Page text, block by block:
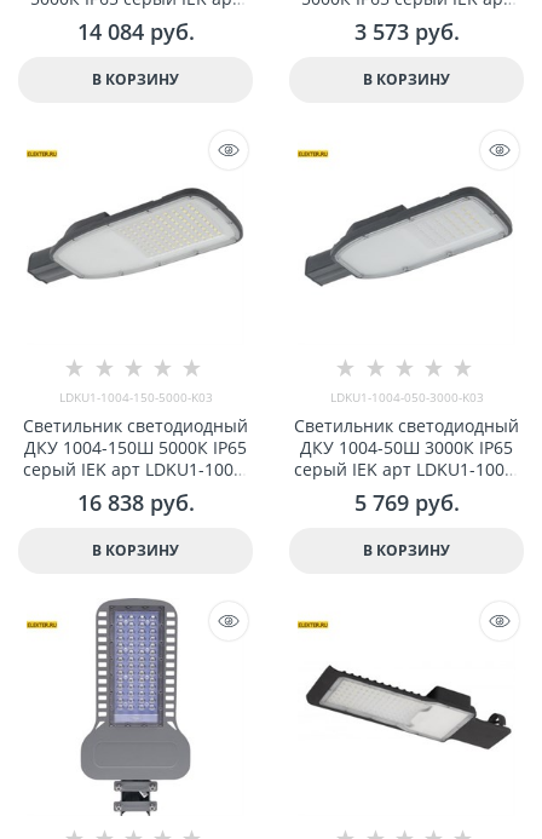
LDKU0-1002-150-5000-K03
14 084 руб.
В КОРЗИНУ
LDKU0-1002-050-5000-K03
3 573 руб.
В КОРЗИНУ
LDKU1-1004-150-5000-K03
Светильник светодиодный
ДКУ 1004-150Ш 5000К IP65
серый IEK арт LDKU1-1004-
150-5000-K03
16 838 руб.
В КОРЗИНУ
LDKU1-1004-050-3000-K03
Светильник светодиодный
ДКУ 1004-50Ш 3000К IP65
серый IEK арт LDKU1-1004-
050-3000-K03
5 769 руб.
В КОРЗИНУ